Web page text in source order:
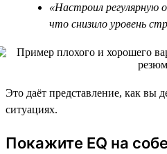
«Настроил регулярную
что снизило уровень
Это даёт представление, как вы
ситуациях.
Покажите EQ на